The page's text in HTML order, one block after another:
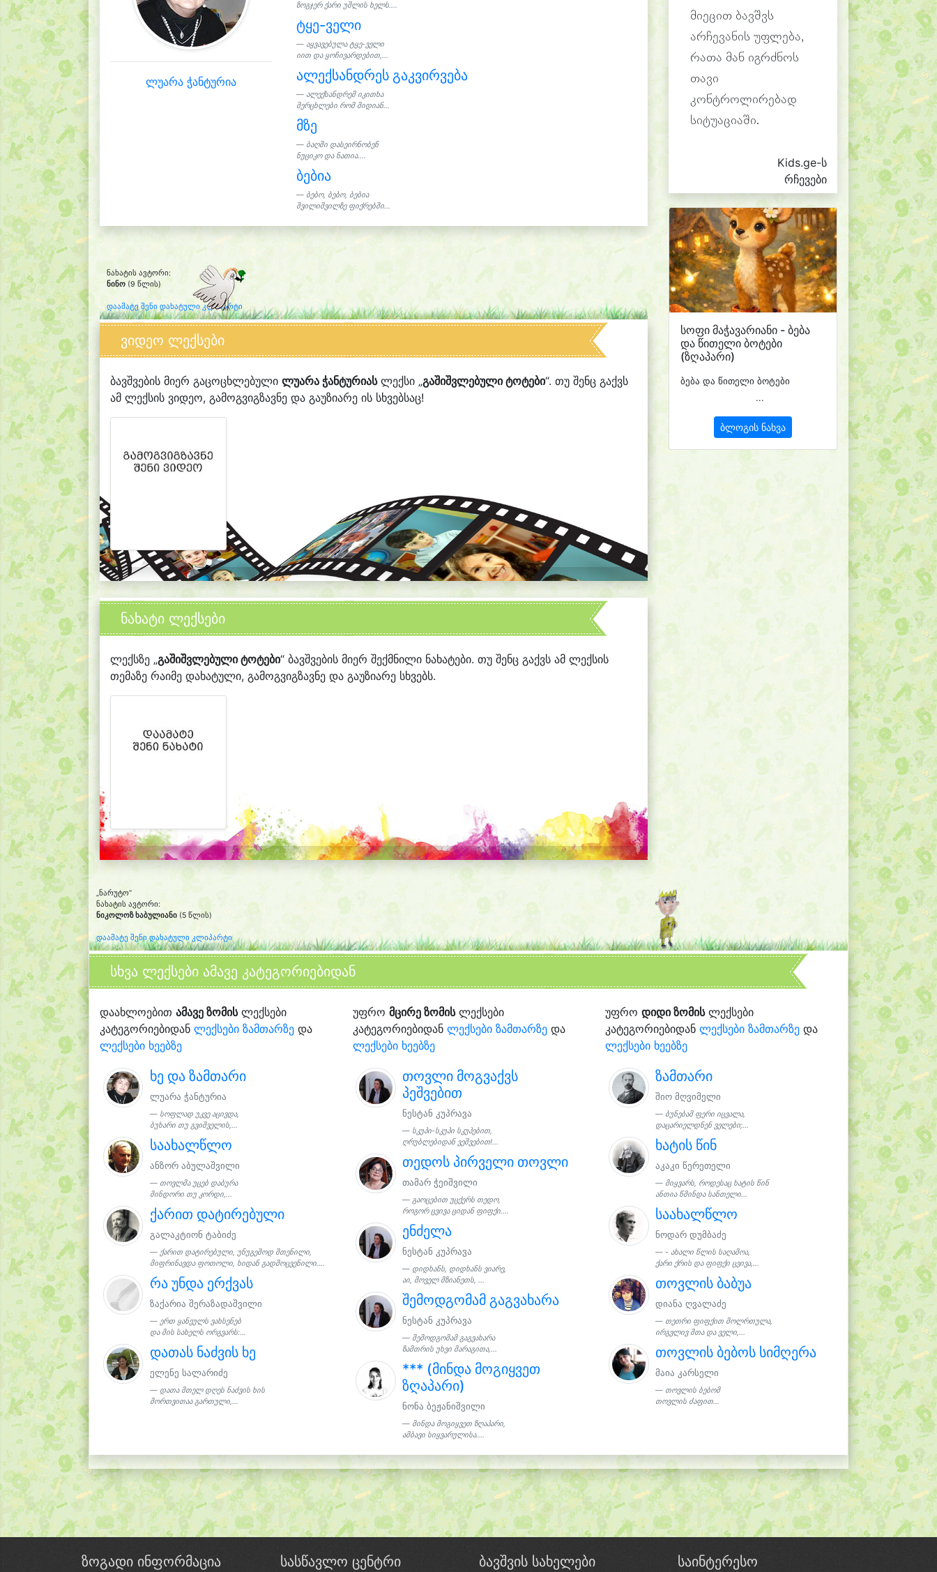
ლუარა ჭანტურია
ზოგჯერ ქარი უშლის ხელს....
ტყე-ველი
აყვავებულა ტყე-ველი
იით და ყოჩივარდებით,...
ალექსანდრეს გაკვირვება
ალექსანდრემ იკითხა
მერცხლები რომ მიდიან...
მზე
ბაღში დასეირნობენ
ნუციკო და ნათია....
ბებია
ბებო, ბებო, ბებია
შვილიშვილზე ფიქრებში...
ნახატის ავტორი:
ნინო (9 წლის)
დაამატე შენი დახატული კლიპარტი
ვიდეო ლექსები
ბავშვების მიერ გაცოცხლებული ლუარა ჭანტურიასლექსი „გაშიშვლებული ტოტები“. თუ შენც გაქვს
ამ ლექსის ვიდეო, გამოგვიგზავნე და გაუზიარე ის სხვებსაც!
ნახატი ლექსები
ლექსზე „გაშიშვლებული ტოტები“ ბავშვების მიერ შექმნილი ნახატები. თუ შენც გაქვს ამ ლექსის
თემაზე რაიმე დახატული, გამოგვიგზავნე და გაუზიარე სხვებს.
მიეცით ბავშვს
არჩევანის უფლება,
რათა მან იგრძნოს
თავი
კონტროლირებად
სიტუაციაში.
Kids.ge-ს
რჩევები
სოფი მაჭავარიანი - ბება
და წითელი ბოტები
(ზღაპარი)
ბება და წითელი ბოტები
...
ბლოგის ნახვა
„ნარუტო“
ნახატის ავტორი:
ნიკოლოზ ხაბულიანი (5 წლის)
დაამატე შენი დახატული კლიპარტი
სხვა ლექსები ამავე კატეგორიებიდან
დაახლოებით ამავე ზომისლექსები
კატეგორიებიდან ლექსები ზამთარზე და
ლექსები ხეებზე
ხე და ზამთარი
ლუარა ჭანტურია
სოფლად უკვე აცივდა,
ბუხარი თუ გვიშველის,...
საახალწლო
ანზორ აბულაშვილი
თოვლმა უცებ დაბურა
მინდორი თუ კორდი,...
ქარით დატირებული
გალაკტიონ ტაბიძე
ქარით დატირებული, უნუგეშოდ შთენილი,
მიფრინავდა ფოთოლი, ხიდან გადმოცვენილი....
რა უნდა ერქვას
ზაქარია შერაზადაშვილი
ერთ ყანეულს ვახსენებ
და მის სახელს ორგვარს:...
დათას ნაძვის ხე
ელენე სალარიძე
დათა მთელ დღეს ნაძვის ხის
მორთვითაა გართული,...
უფრო მცირე ზომისლექსები
კატეგორიებიდან ლექსები ზამთარზედა
ლექსები ხეებზე
თოვლი მოგვაქვს
პეშვებით
ნესტან კუპრავა
სკუპი-სკუპი სკუპებით,
ღრუბლებიდან ვეშვებით!...
თედოს პირველი თოვლი
თამარ ჭეიშვილი
გაოცებით უცქერს თედო,
როგორ ცვივა ციდან ფიფქი....
ენძელა
ნესტან კუპრავა
დიდხანს, დიდხანს ვიარე,
აი, მოველ მზიანეთს, ...
შემოდგომამ გაგვახარა
ნესტან კუპრავა
შემოდგომამ გაგვახარა
ზამთრის უხვი მარაგითა,...
*** (მინდა მოგიყვეთ
ზღაპარი)
ნონა ბეჟანიშვილი
მინდა მოგიყვეთ ზღაპარი,
ამბავი სიყვარულისა....
უფროდიდი ზომისლექსები
კატეგორიებიდანლექსები ზამთარზე და
ლექსები ხეებზე
ზამთარი
შიო მღვიმელი
ბუნებამ ფერი იცვალა,
დაცარიელდნენ ველები;...
ხატის წინ
აკაკი წერეთელი
მიყვარს, როდესაც ხატის წინ
ანთია წმინდა სანთელი...
საახალწლო
ნოდარ დუმბაძე
- ახალი წლის საღამოა,
ქარი ქრის და ფიფქი ცვივა,...
თოვლის ბაბუა
დიანა ღვალაძე
თეთრი ფიფქით მოლრთულა,
ირგვლივ მთა და ველი,...
თოვლის ბებოს სიმღერა
მაია კარსელი
თოვლის ბებომ
თოვლის ძაფით...
ზოგადი ინფორმაცია სასწავლო ცენტრი ბავშვის სახელები საინტერესო